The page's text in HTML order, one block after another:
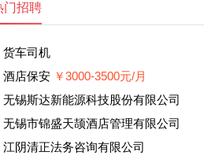
门招聘
货车司机
酒店保安 ￥3000-3500元/月
无锡斯达新能源科技股份有限公司
无锡市锦盛天颉酒店管理有限公司
江阴清正法务咨询有限公司